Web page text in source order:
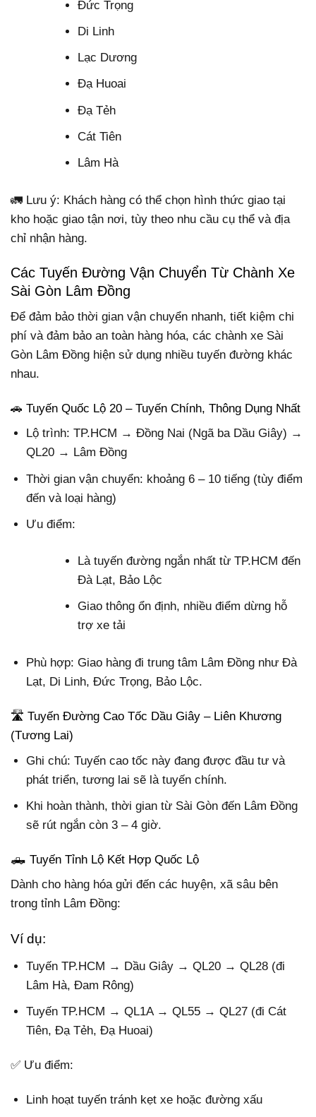
Đức Trọng
Di Linh
Lạc Dương
Đạ Huoai
Đạ Tẻh
Cát Tiên
Lâm Hà
🚛 Lưu ý: Khách hàng có thể chọn hình thức giao tại
kho hoặc giao tận nơi, tùy theo nhu cầu cụ thể và địa
chỉ nhận hàng.
Các Tuyến Đường Vận Chuyển Từ Chành Xe
Sài Gòn Lâm Đồng
Để đảm bảo thời gian vận chuyển nhanh, tiết kiệm chi
phí và đảm bảo an toàn hàng hóa, các chành xe Sài
Gòn Lâm Đồng hiện sử dụng nhiều tuyến đường khác
nhau.
🚗 Tuyến Quốc Lộ 20 – Tuyến Chính, Thông Dụng Nhất
Lộ trình: TP.HCM → Đồng Nai (Ngã ba Dầu Giây) →
QL20 → Lâm Đồng
Thời gian vận chuyển: khoảng 6 – 10 tiếng (tùy điểm
đến và loại hàng)
Ưu điểm:
Là tuyến đường ngắn nhất từ TP.HCM đến
Đà Lạt, Bảo Lộc
Giao thông ổn định, nhiều điểm dừng hỗ
trợ xe tải
Phù hợp: Giao hàng đi trung tâm Lâm Đồng như Đà
Lạt, Di Linh, Đức Trọng, Bảo Lộc.
🛣️ Tuyến Đường Cao Tốc Dầu Giây – Liên Khương
(Tương Lai)
Ghi chú: Tuyến cao tốc này đang được đầu tư và
phát triển, tương lai sẽ là tuyến chính.
Khi hoàn thành, thời gian từ Sài Gòn đến Lâm Đồng
sẽ rút ngắn còn 3 – 4 giờ.
🛻 Tuyến Tỉnh Lộ Kết Hợp Quốc Lộ
Dành cho hàng hóa gửi đến các huyện, xã sâu bên
trong tỉnh Lâm Đồng:
Ví dụ:
Tuyến TP.HCM → Dầu Giây → QL20 → QL28 (đi
Lâm Hà, Đam Rông)
Tuyến TP.HCM → QL1A → QL55 → QL27 (đi Cát
Tiên, Đạ Tẻh, Đạ Huoai)
✅ Ưu điểm:
Linh hoạt tuyến tránh kẹt xe hoặc đường xấu